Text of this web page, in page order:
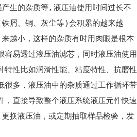
生的杂质等,液压油使用时间过长不
屑、铜、灰尘等)会积累的越来越
越小，这样的杂质有时用肉眼是根本
容易透过液压油滤芯，同时液压油使用
特性比如润滑性能、粘度特性、抗磨性
很多，液压油中的杂质通过工作循环带
，直接导致整个液压系统液压元件快速
换液压油，或定期抽取样品检验，发